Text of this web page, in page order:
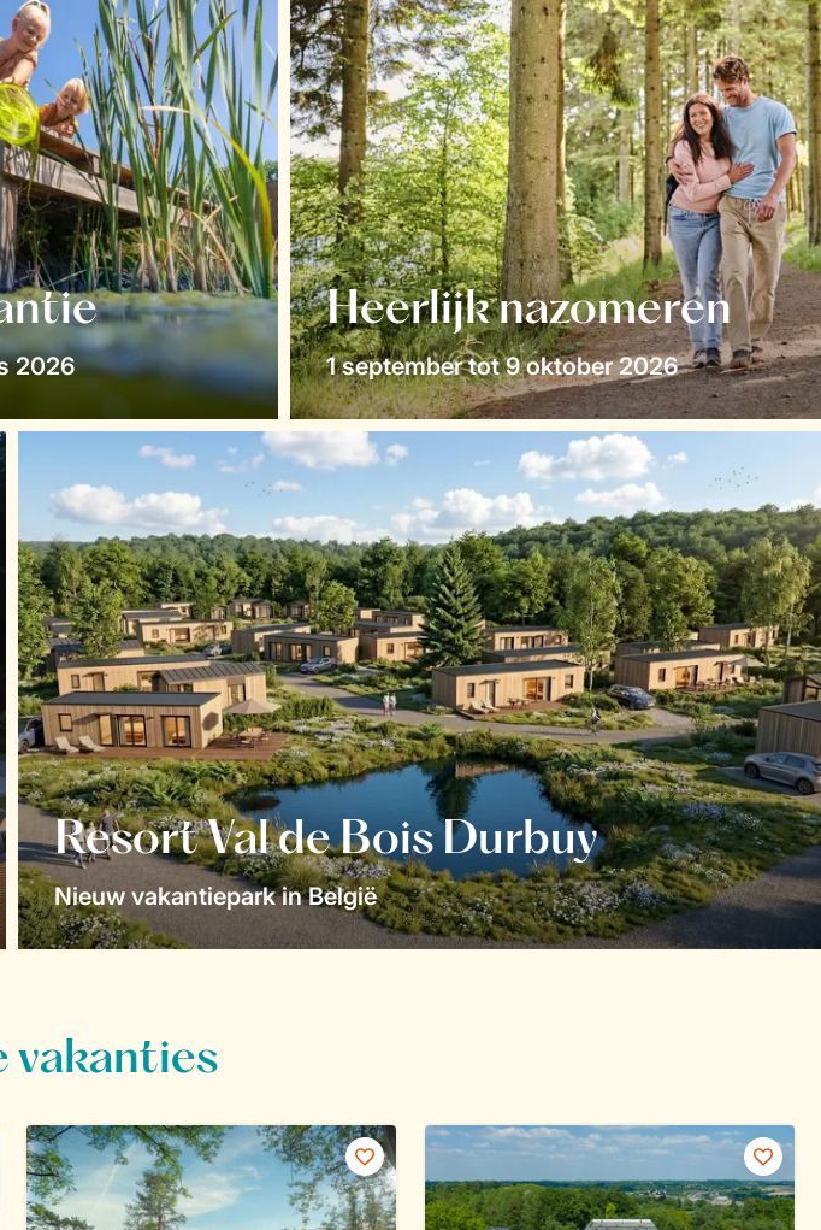
2026
Heerlijk nazomeren
1 september tot 9 oktober 2026
Resort Val de Bois Durbuy
Nieuw vakantiepark in België